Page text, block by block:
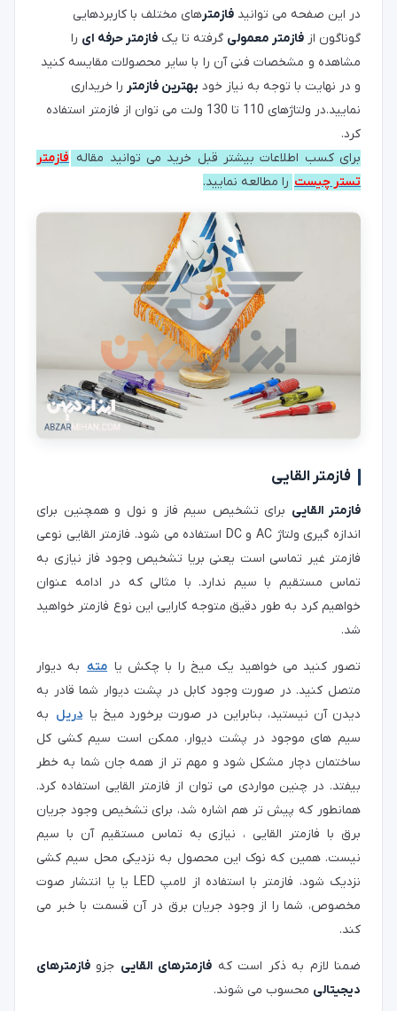
در این صفحه می توانید فازمترهای مختلف با کاربردهایی
گوناگون از فازمتر معمولی گرفته تا یک فازمتر حرفه ای را
مشاهده و مشخصات فنی آن را با سایر محصولات مقایسه کنید
و در نهایت با توجه به نیاز خود بهترین فازمتر را خریداری
نمایید.
در ولتاژهای 110 تا 130 ولت می توان از فازمتر استفاده
کرد.
برای کسب اطلاعات بیشتر قبل خرید می توانید مقاله فازمتر
تستر چیست را مطالعه نمایید.
فازمتر القایی
فازمتر القایی برای تشخیص سیم فاز و نول و همچنین برای
اندازه گیری ولتاژ AC و DC استفاده می شود. فازمتر القایی نوعی
فازمتر غیر تماسی است یعنی بریا تشخیص وجود فاز نیازی به
تماس مستقیم با سیم ندارد. با مثالی که در ادامه عنوان
خواهیم کرد به طور دقیق متوجه کارایی این نوع فازمتر خواهید
شد.
تصور کنید می خواهید یک میخ را با چکش یا مته به دیوار
متصل کنید. در صورت وجود کابل در پشت دیوار شما قادر به
دیدن آن نیستید، بنابراین در صورت برخورد میخ یا دریل به
سیم های موجود در پشت دیوار، ممکن است سیم کشی کل
ساختمان دچار مشکل شود و مهم تر از همه جان شما به خطر
بیفتد. در چنین مواردی می توان از فازمتر القایی استفاده کرد.
همانطور که پیش تر هم اشاره شد، برای تشخیص وجود جریان
برق با فازمتر القایی ، نیازی به تماس مستقیم آن با سیم
نیست. همین که نوک این محصول به نزدیکی محل سیم کشی
نزدیک شود، فازمتر با استفاده از لامپ LED یا یا انتشار صوت
مخصوص، شما را از وجود جریان برق در آن قسمت با خبر می
کند.
ضمنا لازم به ذکر است که فازمترهای القایی جزو فازمترهای
دیجیتالی محسوب می شوند.